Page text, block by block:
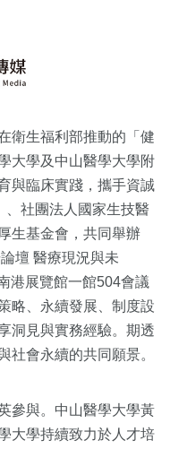
衛生福利部推動的「健
大學及中山醫學大學附
與臨床實踐，攜手資誠
、社團法人國家生技醫
生基金會，共同舉辦
壇 醫療現況與未
港展覽館一館504會議
略、永續發展、制度設
洞見與實務經驗。期透
社會永續的共同願景。
參與。中山醫學大學黃
大學持續致力於人才培